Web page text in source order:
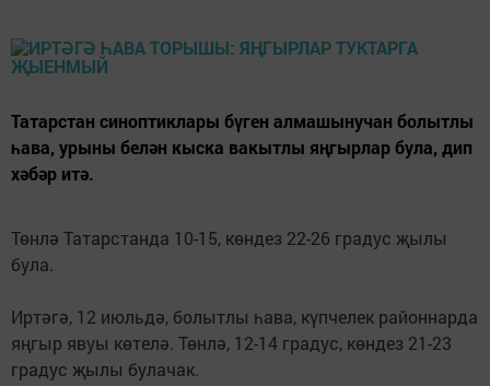
Татарстан синоптиклары бүген алмашынучан болытлы
һава, урыны белән кыска вакытлы яңгырлар була, дип
хәбәр итә.
Төнлә Татарстанда 10-15, көндез 22-26 градус җылы
була.
Иртәгә, 12 июльдә, болытлы һава, күпчелек районнарда
яңгыр явуы көтелә. Төнлә, 12-14 градус, көндез 21-23
градус җылы булачак.